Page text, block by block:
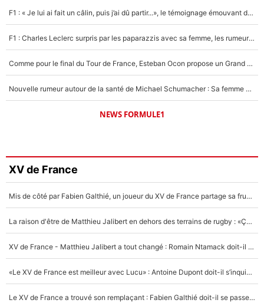
F1 : « Je lui ai fait un câlin, puis j’ai dû partir...», le témoignage émouvant de Max Verstappen sur sa fille
F1 : Charles Leclerc surpris par les paparazzis avec sa femme, les rumeurs étaient vraies !
Comme pour le final du Tour de France, Esteban Ocon propose un Grand Prix de Formule 1 à Paris : «Autour de l’Arc de Triomphe, ce serait génial» !
Nouvelle rumeur autour de la santé de Michael Schumacher : Sa femme Corinna sort du silence
NEWS FORMULE1
XV de France
Mis de côté par Fabien Galthié, un joueur du XV de France partage sa frustration : «ils ne me l’ont pas dit tout de suite»
La raison d'être de Matthieu Jalibert en dehors des terrains de rugby : «Ça m'atteint autant que si tu touches à un membre de ma famille»
XV de France - Matthieu Jalibert a tout changé : Romain Ntamack doit-il s’inquiéter pour sa place à un an de la Coupe du monde ?
«Le XV de France est meilleur avec Lucu» : Antoine Dupont doit-il s’inquiéter pour sa place ?
Le XV de France a trouvé son remplaçant : Fabien Galthié doit-il se passer d'Antoine Dupont ?